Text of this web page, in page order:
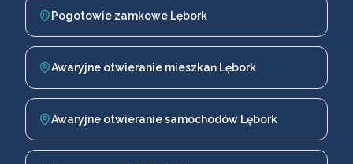
Pogotowie zamkowe Lębork
Awaryjne otwieranie mieszkań Lębork
Awaryjne otwieranie samochodów Lębork